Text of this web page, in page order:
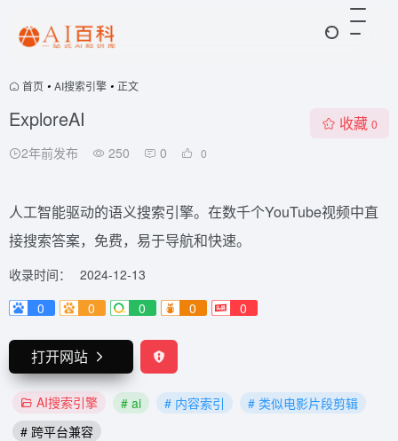
首页 • AI搜索引擎 • 正文
ExploreAI
2年前发布 250 0 0
收藏 0
人工智能驱动的语义搜索引擎。在数千个YouTube视频中直
接搜索答案，免费，易于导航和快速。
收录时间：
2024-12-13
0
0 0 0 0
打开网站
AI搜索引擎 # ai # 内容索引
# 类似电影片段剪辑
# 跨平台兼容